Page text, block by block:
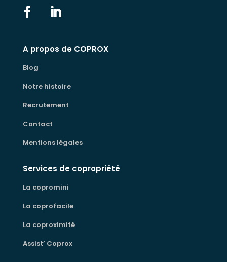
A propos de COPROX
Blog
Notre histoire
Recrutement
Contact
Mentions légales
Services de copropriété
La copromini
La coprofacile
La coproximité
Assist’ Coprox